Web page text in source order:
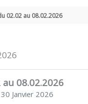
02.02 au 08.02.2026
08.02.2026
Janvier 2026